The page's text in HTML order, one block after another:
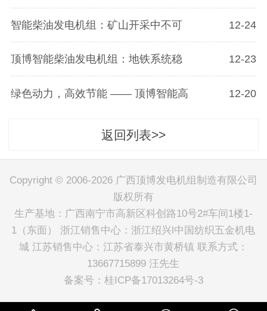
智能柴油发电机组：矿山开采中不可 12-24
顶博智能柴油发电机组：地铁系统稳 12-23
绿色动力，高效节能 —— 顶博智能高 12-20
返回列表>>
Copyright © 2006-2026 广西顶博发电机组制造有限公司
版权所有
生产基地：广西南宁市高新区科创路10号2#车间1楼1-
1（东面） 浙江销售中心：浙江绍兴l中国纺织五金机电
城 江苏销售中心：江苏省泰兴市黄桥镇 联系方式：
13667715899 汪先生
备案号： 桂ICP备17013264号-3